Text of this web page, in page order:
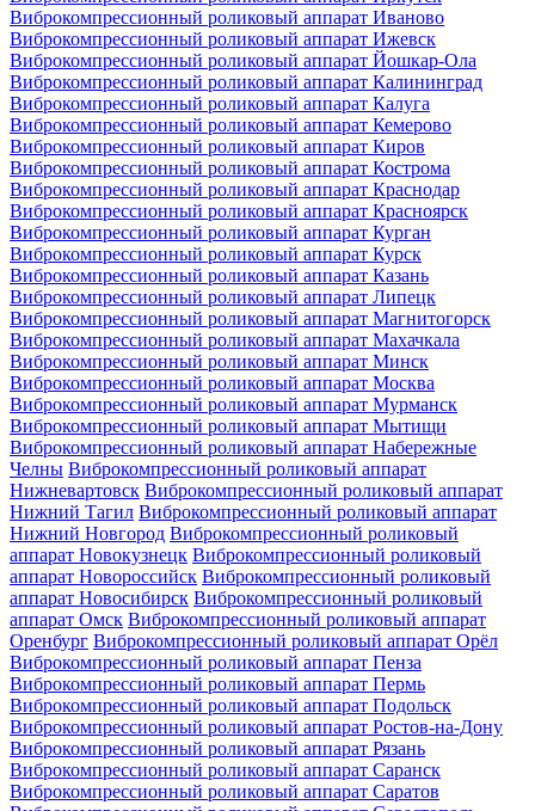
Виброкомпрессионный роликовый аппарат Иваново
Виброкомпрессионный роликовый аппарат Ижевск
Виброкомпрессионный роликовый аппарат Йошкар-Ола
Виброкомпрессионный роликовый аппарат Калининград
Виброкомпрессионный роликовый аппарат Калуга
Виброкомпрессионный роликовый аппарат Кемерово
Виброкомпрессионный роликовый аппарат Киров
Виброкомпрессионный роликовый аппарат Кострома
Виброкомпрессионный роликовый аппарат Краснодар
Виброкомпрессионный роликовый аппарат Красноярск
Виброкомпрессионный роликовый аппарат Курган
Виброкомпрессионный роликовый аппарат Курск
Виброкомпрессионный роликовый аппарат Казань
Виброкомпрессионный роликовый аппарат Липецк
Виброкомпрессионный роликовый аппарат Магнитогорск
Виброкомпрессионный роликовый аппарат Махачкала
Виброкомпрессионный роликовый аппарат Минск
Виброкомпрессионный роликовый аппарат Москва
Виброкомпрессионный роликовый аппарат Мурманск
Виброкомпрессионный роликовый аппарат Мытищи
Виброкомпрессионный роликовый аппарат Набережные
Челны Виброкомпрессионный роликовый аппарат
Нижневартовск Виброкомпрессионный роликовый аппарат
Нижний Тагил Виброкомпрессионный роликовый аппарат
Нижний Новгород Виброкомпрессионный роликовый
аппарат Новокузнецк Виброкомпрессионный роликовый
аппарат Новороссийск Виброкомпрессионный роликовый
аппарат Новосибирск Виброкомпрессионный роликовый
аппарат Омск Виброкомпрессионный роликовый аппарат
Оренбург Виброкомпрессионный роликовый аппарат Орёл
Виброкомпрессионный роликовый аппарат Пенза
Виброкомпрессионный роликовый аппарат Пермь
Виброкомпрессионный роликовый аппарат Подольск
Виброкомпрессионный роликовый аппарат Ростов-на-Дону
Виброкомпрессионный роликовый аппарат Рязань
Виброкомпрессионный роликовый аппарат Саранск
Виброкомпрессионный роликовый аппарат Саратов